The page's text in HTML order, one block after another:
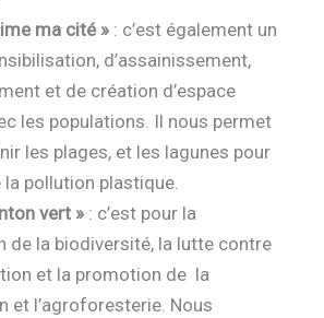
ma cité » : c’est également un
d’assainissement,
et de création d’espace
les populations. Il nous permet
les plages, et les lagunes pour
pollution plastique.
vert » : c’est pour la
de la biodiversité, la lutte contre
et la promotion de la
et l’agroforesterie. Nous